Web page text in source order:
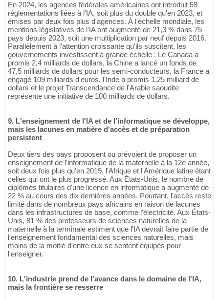
En 2024, les agences fédérales américaines ont introduit 59
réglementations liées à l'IA, soit plus du double qu'en 2023, et
émises par deux fois plus d'agences. À l'échelle mondiale, les
mentions législatives de l'IA ont augmenté de 21,3 % dans 75
pays depuis 2023, soit une multiplication par neuf depuis 2016.
Parallèlement à l'attention croissante qu'ils suscitent, les
gouvernements investissent à grande échelle : Le Canada a
promis 2,4 milliards de dollars, la Chine a lancé un fonds de
47,5 milliards de dollars pour les semi-conducteurs, la France a
engagé 109 milliards d'euros, l'Inde a promis 1,25 milliard de
dollars et le projet Transcendance de l'Arabie saoudite
représente une initiative de 100 milliards de dollars.
9. L'enseignement de l'IA et de l'informatique se développe,
mais les lacunes en matière d'accès et de préparation
persistent
Deux tiers des pays proposent ou prévoient de proposer un
enseignement de l'informatique de la maternelle à la 12e année,
soit deux fois plus qu'en 2019, l'Afrique et l'Amérique latine étant
celles qui ont le plus progressé. Aux États-Unis, le nombre de
diplômés titulaires d'une licence en informatique a augmenté de
22 % au cours des dix dernières années. Pourtant, l'accès reste
limité dans de nombreux pays africains en raison de lacunes
dans les infrastructures de base, comme l'électricité. Aux États-
Unis, 81 % des professeurs de sciences naturelles de la
maternelle à la terminale estiment que l'IA devrait faire partie de
l'enseignement fondamental des sciences naturelles, mais
moins de la moitié d'entre eux se sentent équipés pour
l'enseigner.
10. L'industrie prend de l'avance dans le domaine de l'IA,
mais la frontière se resserre